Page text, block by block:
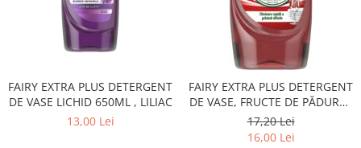
Lavete și bureți
Mănuși
Odorizante cameră/auto
Servețele umede
FAIRY EXTRA PLUS DETERGENT
DE VASE LICHID 650ML , LILIAC
13,00 Lei
FAIRY EXTRA PLUS DETERGENT
DE VASE, FRUCTE DE PĂDURE -
900ML
17,20 Lei
16,00 Lei